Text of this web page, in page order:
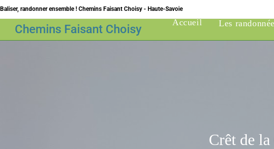
Skip
to
content
Baliser, randonner ensemble ! Chemins Faisant Choisy - Haute-Savoie
Chemins Faisant Choisy Accueil Les
Crêt de